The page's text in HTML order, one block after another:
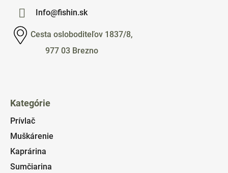
Info@fishin.sk
Cesta osloboditeľov 1837/8,
977 03 Brezno
Kategórie
Prívlač
Muškárenie
Kaprárina
Sumčiarina